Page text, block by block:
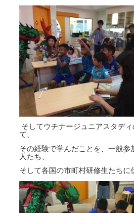
そしてウチナージュニアスタデ
て、
その経験で学んだことを、一般参
人たち、
そして各国の市町村研修生たちに